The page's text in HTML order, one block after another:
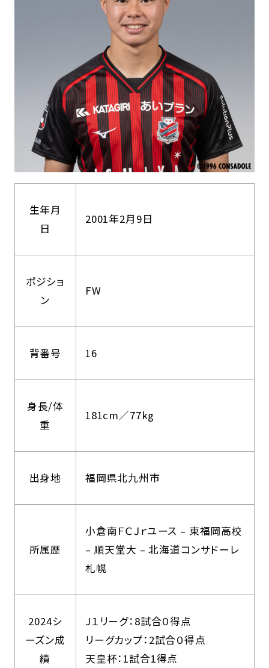
生年月
日
2001年2月9日
ポジショ
ン
FW
背番号 16
身長/体
重
181cm／77kg
出身地 福岡県北九州市
所属歴
小倉南ＦＣＪｒユース – 東福岡高校
– 順天堂大 – 北海道コンサドーレ
札幌
2024シ
ーズン成
績
J１リーグ：8試合０得点
リーグカップ：2試合０得点
天皇杯：1試合1得点